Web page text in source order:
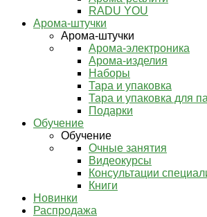
RADU YOU
Арома-штучки
Арома-штучки
Арома-электроника
Арома-изделия
Наборы
Тара и упаковка
Тара и упаковка для
Подарки
Обучение
Обучение
Очные занятия
Видеокурсы
Консультации
Книги
Новинки
Распродажа